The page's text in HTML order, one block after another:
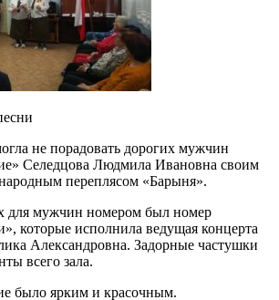
не порадовать дорогих мужчин
Селедцова Людмила Ивановна своим
переплясом «Барыня».
для мужчин номером был номер
которые исполнила ведущая концерта
Александровна. Задорные частушки
всего зала.
было ярким и красочным.